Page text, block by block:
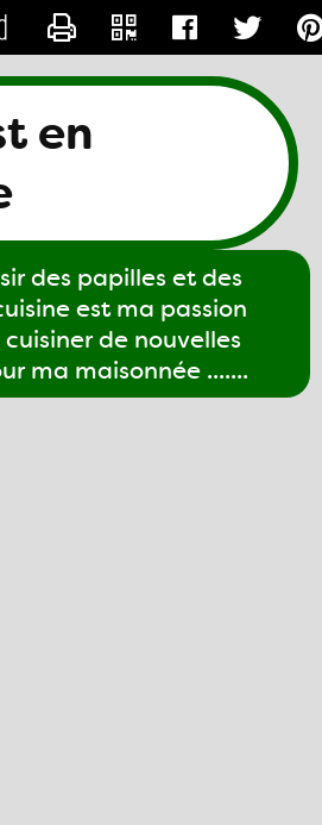
en
des papilles et des
est ma passion
cuisiner de nouvelles
ma maisonnée .......
CONTACTER GIGI61